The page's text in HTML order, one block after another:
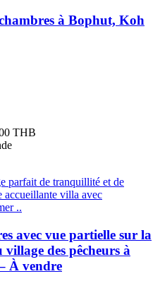
à Bophut, Koh
THB
parfait de tranquillité et de
accueillante villa avec
..
avec vue partielle sur la
des pêcheurs à
À vendre